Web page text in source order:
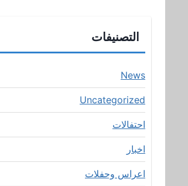
التصنيفات
News
Uncategorized
احتفالات
اخبار
اعراس وحفلات